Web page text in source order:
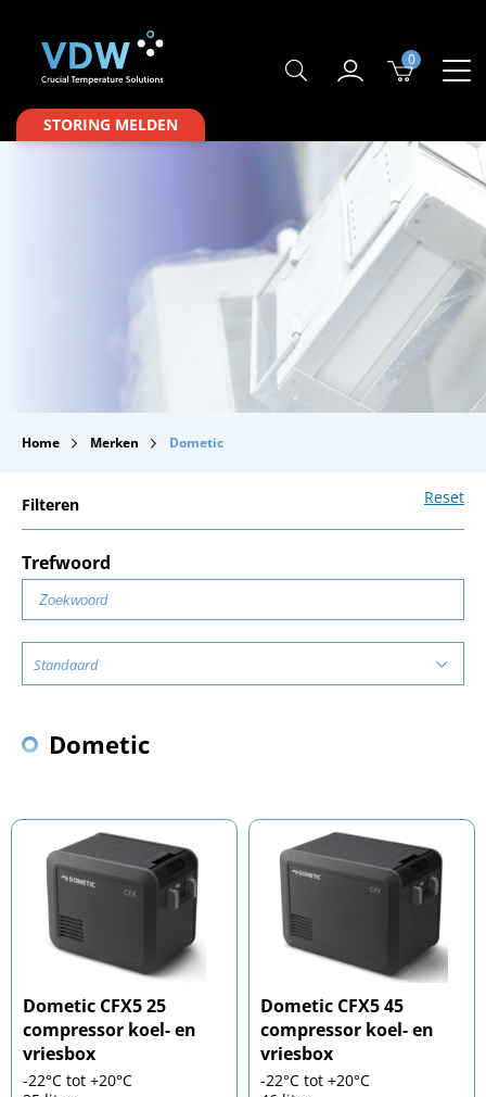
Producten
Branches
Service & Onderhoud
0
STORING MELDEN
Home Merken Dometic
Filteren
Trefwoord
Reset
Standaard
Dometic
Dometic CFX5 25
compressor koel- en
vriesbox
-22°C tot +20°C
Dometic CFX5 45
compressor koel- en
vriesbox
-22°C tot +20°C